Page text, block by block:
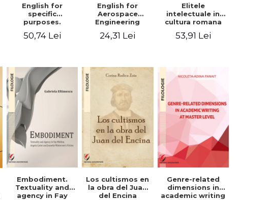
English for
specific
purposes.
psychology
50,74 Lei
English for
Aerospace
Engineering
24,31 Lei
Elitele
intelectuale in
cultura romana
53,91 Lei
Embodiment.
Textuality and
agency in Fay
Los cultismos en
la obra del Juan
del Encina
Genre-related
dimensions in
academic writing